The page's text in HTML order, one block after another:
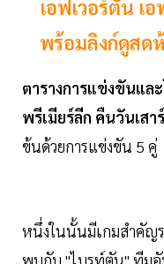
เอฟเวอร์ตัน เ
พร้อมลิงก์ดูสด
ตารางการแข่งขันแ
พรีเมียร์ลีก คืนวันเส
ข้นด้วยการแข่งขัน 5 คู่
หนึ่งในนั้นมีเกมสำคัญ